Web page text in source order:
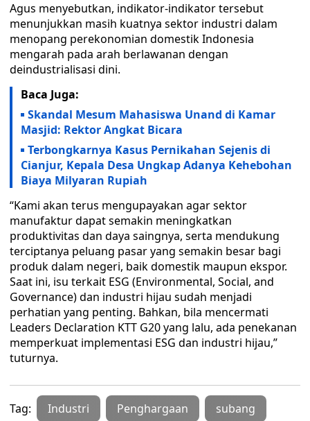
Agus menyebutkan, indikator-indikator tersebut
menunjukkan masih kuatnya sektor industri dalam
menopang perekonomian domestik Indonesia
mengarah pada arah berlawanan dengan
deindustrialisasi dini.
Baca Juga:
Skandal Mesum Mahasiswa Unand di Kamar
Masjid: Rektor Angkat Bicara
Terbongkarnya Kasus Pernikahan Sejenis di
Cianjur, Kepala Desa Ungkap Adanya Kehebohan
Biaya Milyaran Rupiah
“Kami akan terus mengupayakan agar sektor
manufaktur dapat semakin meningkatkan
produktivitas dan daya saingnya, serta mendukung
terciptanya peluang pasar yang semakin besar bagi
produk dalam negeri, baik domestik maupun ekspor.
Saat ini, isu terkait ESG (Environmental, Social, and
Governance) dan industri hijau sudah menjadi
perhatian yang penting. Bahkan, bila mencermati
Leaders Declaration KTT G20 yang lalu, ada penekanan
memperkuat implementasi ESG dan industri hijau,”
tuturnya.
Tag: Industri Penghargaan subang